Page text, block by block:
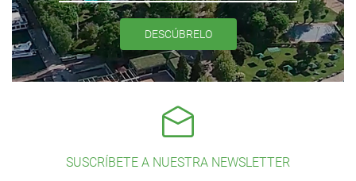
DESCÚBRELO
SUSCRÍBETE A NUESTRA NEWSLETTER